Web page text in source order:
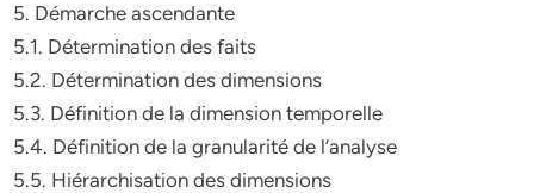
5. Démarche ascendante
5.1. Détermination des faits
5.2. Détermination des dimensions
5.3. Définition de la dimension temporelle
5.4. Définition de la granularité de l’analyse
5.5. Hiérarchisation des dimensions